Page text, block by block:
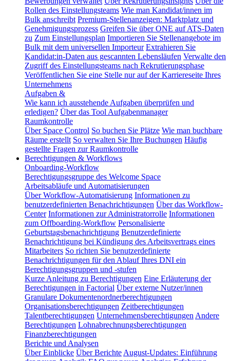
Rollen des Einstellungsteams Wie man Kandidat/innen im
Bulk anschreibt Premium-Stellenanzeigen: Marktplatz und
Genehmigungsprozess Greifen Sie über ONE auf ATS-Daten
zu Zum Einstellungsplan Importieren Sie Stellenangebote im
Bulk mit dem universellen Importeur Extrahieren Sie
Kandidat:in-Daten aus gescannten Lebensläufen Verwalte den
Zugriff des Einstellungsteams nach Rekrutierungsphase
Veröffentlichen Sie eine Stelle nur auf der Karriereseite Ihres
Unternehmens
Aufgaben &
Wie kann ich ausstehende Aufgaben überprüfen und
erledigen? Über das Tool Aufgabenmanager
Raumkontrolle
Über Space Control So buchen Sie Plätze Wie man buchbare
Räume erstellt So verwalten Sie Ihre Buchungen Häufig
gestellte Fragen zur Raumkontrolle
Berechtigungen & Workflows
Onboarding-Workflow
Berechtigungsgruppe des Welcome Space
Arbeitsabläufe und Automatisierungen
Über Workflow-Automatisierung Informationen zu
benutzerdefinierten Benachrichtigungen Über das Workflow-
Center Informationen zur Administratorrolle Informationen
zum Offboarding-Workflow Personalisierte
Geburtstagsbenachrichtigung Benutzerdefinierte
Benachrichtigung bei Kündigung des Arbeitsvertrags eines
Mitarbeiters So richten Sie benutzerdefinierte
Benachrichtigungen für den Ablauf Ihres DNI ein
Berechtigungsgruppen und -stufen
Kurze Anleitung zu Berechtigungen Eine Erläuterung der
Berechtigungen in Factorial Über externe Nutzer/innen
Granulare Dokumentenordnerberechtigungen
Organisationsberechtigungen Zeitberechtigungen
Talentberechtigungen Unternehmensberechtigungen Andere
Berechtigungen Lohnabrechnungsberechtigungen
Finanzberechtigungen
Berichte und Analysen
Über Einblicke Über Berichte August-Updates: Einführung